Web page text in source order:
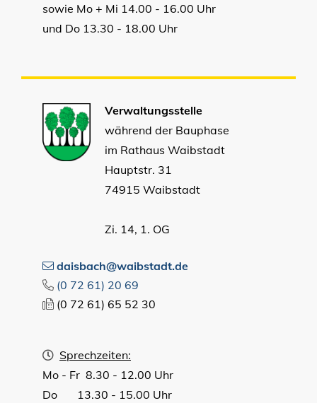
sowie Mo + Mi 14.00 - 16.00 Uhr
und Do 13.30 - 18.00 Uhr
Verwaltungsstelle
während der Bauphase
im Rathaus Waibstadt
Hauptstr. 31
74915 Waibstadt
Zi. 14, 1. OG
daisbach@waibstadt.de
(0 72 61) 20 69
(0 72 61) 65 52 30
Sprechzeiten:
Mo - Fr 8.30 - 12.00 Uhr
Do 13.30 - 15.00 Uhr